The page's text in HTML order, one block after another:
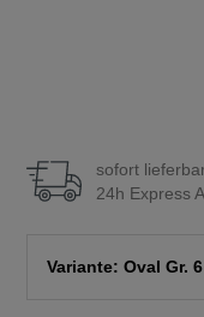
sofort
24h Express
Variante: Oval Gr. 6